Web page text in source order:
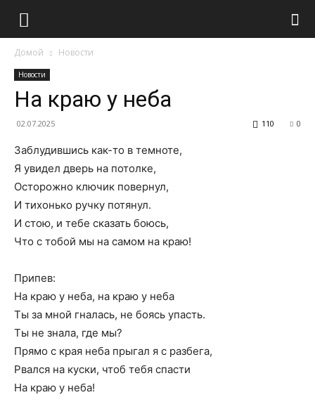
Домой Новости
Новости
На краю у неба
02.07.2025 0
110
Заблудившись как-то в темноте,
Я увидел дверь на потолке,
Осторожно ключик повернул,
И тихонько ручку потянул.
И стою, и тебе сказать боюсь,
Что с тобой мы на самом на краю!
Припев:
На краю у неба, на краю у неба
Ты за мной гналась, не боясь упасть.
Ты не знала, где мы?
Прямо с края неба прыгал я с разбега,
Рвался на куски, чтоб тебя спасти
На краю у неба!